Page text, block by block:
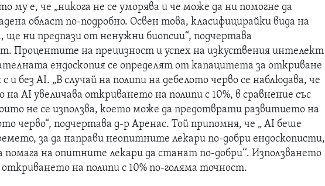
му е, че „никога не се уморява и че може да ни помогне да
област по-подробно. Освен това, класифицирайки вида на
ще ни предпази от ненужни биопсии“, подчертава
Процентите на прецизност и успех на изкуствения интелект
ендоскопия се определят от капацитета за откриване
и без AI. „В случай на полипи на дебелото черво се наблюдава, че
на AI увеличава откриването на полипи с 10%, в сравнение със
не се използва, което може да предотврати развитието на
черво“, подчертава д-р Аренас. Той припомня, че „ AI беше
за да направи неопитните лекари по-добри ендоскописти,
на опитните лекари да станат по-добри‘‘. Използването
откриването на полипи с 10% по-голяма точност.